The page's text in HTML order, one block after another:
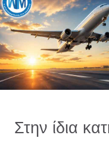
Στην ίδια